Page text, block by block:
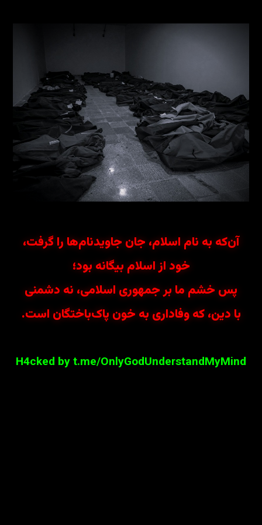
آن‌که به نام اسلام، جان جاویدنام‌ها را گرفت،
خود از اسلام بیگانه بود؛
پس خشم ما بر جمهوری اسلامی، نه دشمنی
با دین، که وفاداری به خون پاک‌باختگان است.
H4cked by t.me/OnlyGodUnderstandMyMind